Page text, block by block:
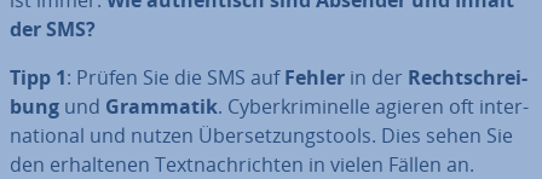
der SMS?
Tipp 1: Prüfen Sie die SMS aufFehler in der Recht­schrei­
bung und Grammatik. Cy­ber­kri­mi­nel­le agieren oft in­ter­
na­tio­nal und nutzen Über­set­zungs­tools. Dies sehen Sie
den er­hal­te­nen Text­nach­rich­ten in vielen Fällen an.